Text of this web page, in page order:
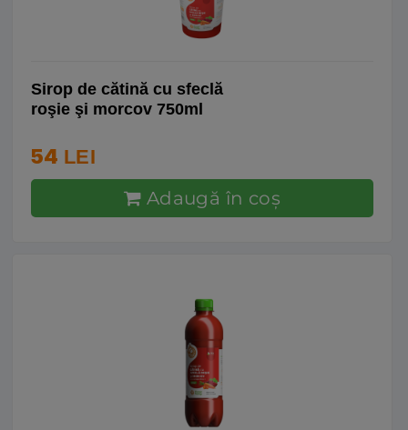
Sirop de cătină cu sfeclă
roşie şi morcov 750ml
54 LEI
Adaugă în coş